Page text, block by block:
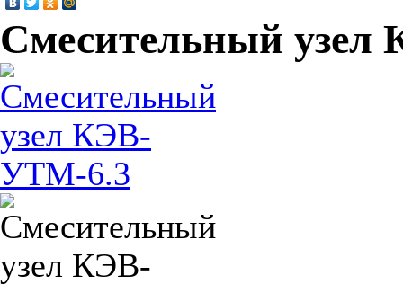
Смесительный